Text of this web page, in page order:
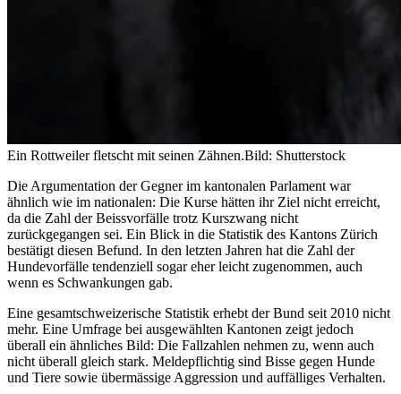
Ein Rottweiler fletscht mit seinen Zähnen.Bild: Shutterstock
Die Argumentation der Gegner im kantonalen Parlament war
ähnlich wie im nationalen: Die Kurse hätten ihr Ziel nicht erreicht,
da die Zahl der Beissvorfälle trotz Kurszwang nicht
zurückgegangen sei. Ein Blick in die Statistik des Kantons Zürich
bestätigt diesen Befund. In den letzten Jahren hat die Zahl der
Hundevorfälle tendenziell sogar eher leicht zugenommen, auch
wenn es Schwankungen gab.
Eine gesamtschweizerische Statistik erhebt der Bund seit 2010 nicht
mehr. Eine Umfrage bei ausgewählten Kantonen zeigt jedoch
überall ein ähnliches Bild: Die Fallzahlen nehmen zu, wenn auch
nicht überall gleich stark. Meldepflichtig sind Bisse gegen Hunde
und Tiere sowie übermässige Aggression und auffälliges Verhalten.